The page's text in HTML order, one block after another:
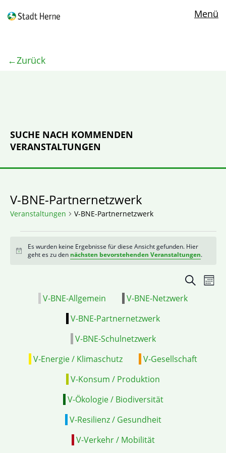
Zurück
Menü
SUCHE NACH KOMMENDEN
VERANSTALTUNGEN
V-BNE-Partnernetzwerk
Veranstaltungen V-BNE-Partnernetzwerk
Hinweis
Es wurden keine Ergebnisse für diese Ansicht gefunden. Hier
geht es zu den nächsten bevorstehenden Veranstaltungen.
und
Suche
V-BNE-Allgemein
V-BNE-Netzwerk
V-BNE-Partnernetzwerk
V-BNE-Schulnetzwerk
V-Energie / Klimaschutz
V-Gesellschaft
V-Konsum / Produktion
V-Ökologie / Biodiversität
V-Resilienz / Gesundheit
V-Verkehr / Mobilität